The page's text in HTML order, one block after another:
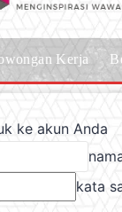
Kerja
ke akun Anda
kata